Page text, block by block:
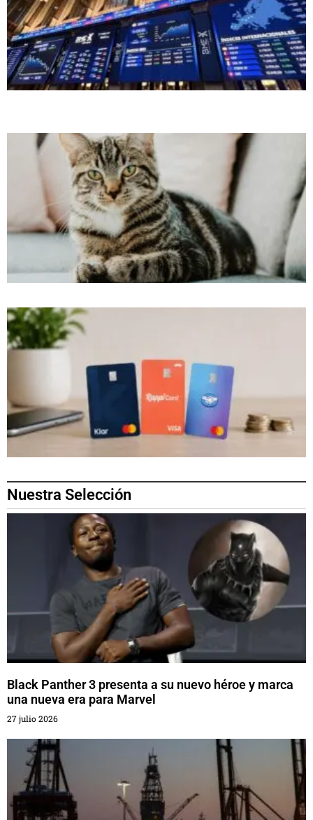
Nuestra Selección
Black Panther 3 presenta a su nuevo héroe y marca
una nueva era para Marvel
27 julio 2026